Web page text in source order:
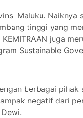
Maluku. Naiknya
tinggi yang
juga
Sustainable
berbagai pihak
negatif dari